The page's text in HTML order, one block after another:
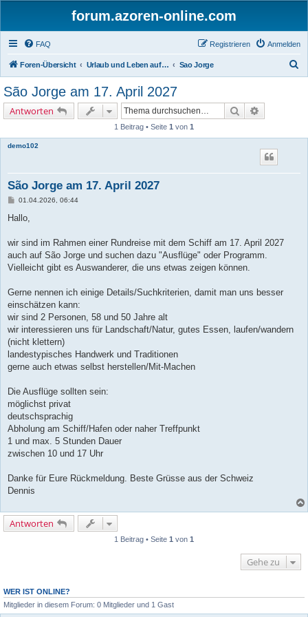
forum.azoren-online.com
FAQ Anmelden
Registrieren
Foren-Übersicht Urlaub und Leben auf den Azoren - Insel für Insel Sao Jorge
São Jorge am 17. April 2027
Antworten Suche
1 Beitrag • Seite 1 von 1
demo102
São Jorge am 17. April 2027
B
i
a
01.04.2026, 06:44
Hallo,
wir sind im Rahmen einer Rundreise mit dem Schiff am 17. April 2027
auch auf São Jorge und suchen dazu "Ausflüge" oder Programm.
Vielleicht gibt es Auswanderer, die uns etwas zeigen können.
Gerne nennen ich einige Details/Suchkriterien, damit man uns besser
einschätzen kann:
wir sind 2 Personen, 58 und 50 Jahre alt
wir interessieren uns für Landschaft/Natur, gutes Essen, laufen/wandern
(nicht klettern)
landestypisches Handwerk und Traditionen
gerne auch etwas selbst herstellen/Mit-Machen
Die Ausflüge sollten sein:
möglichst privat
deutschsprachig
Abholung am Schiff/Hafen oder naher Treffpunkt
1 und max. 5 Stunden Dauer
zwischen 10 und 17 Uhr
Danke für Eure Rückmeldung. Beste Grüsse aus der Schweiz
Dennis
Antworten
1 Beitrag • Seite 1 von 1
Gehe zu
WER IST ONLINE?
Mitglieder in diesem Forum: 0 Mitglieder und 1 Gast